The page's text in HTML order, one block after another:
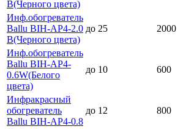
В(Черного цвета)
Инф.обогреватель
Ballu BIH-AP4-2.0
В(Черного цвета)
до 25 2000
Инф.обогреватель
Ballu BIH-AP4-
0.6W(Белого
цвета)
до 10 600
Инфракрасный
обогреватель
Ballu BIH-AP4-0.8
до 12 800